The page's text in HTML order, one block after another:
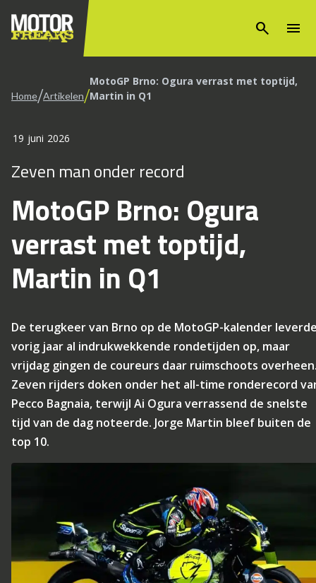
search menu
Home/Artikelen/MotoGP Brno: Ogura verrast met toptijd,
Martin in Q1
19 juni 2026
Zeven man onder record
MotoGP Brno: Ogura
verrast met toptijd,
Martin in Q1
De terugkeer van Brno op de MotoGP-kalender
vorig jaar al indrukwekkende rondetijden op, maar
vrijdag gingen de coureurs daar ruimschoots
Zeven rijders doken onder het all-time ronderecord
Pecco Bagnaia, terwijl Ai Ogura verrassend de snelste
tijd van de dag noteerde. Jorge Martin bleef buiten de
top 10.